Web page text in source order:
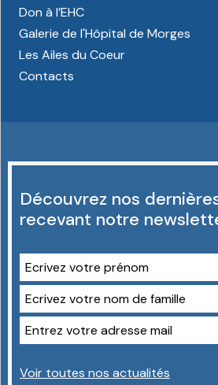
Don à l’EHC
Galerie de l'Hôpital de Morges
Les Ailes du Coeur
Contacts
Découvrez nos
recevant notre
Voir toutes nos actualités